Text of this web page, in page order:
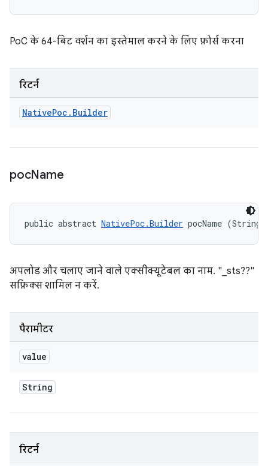
PoC के 64-बिट वर्शन का इस्तेमाल करने के लिए फ़ोर्स करना
रिटर्न
NativePoc . Builder
pocName
public abstract NativePoc.Builder pocName (String
अपलोड और चलाए जाने वाले एक्सीक्यूटेबल का नाम. "_sts??"
सफ़िक्स शामिल न करें.
पैरामीटर
value
String
रिटर्न